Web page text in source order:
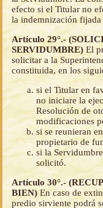
efecto si el Titular no
la indemnización
Artículo 29°.-
SERVIDUMBRE) El
solicitar a la
constituida, en los
si el Titular en
no iniciare la
Resolución de
modificaciones
si se reunieran
propietario de
si la
solicitó.
Artículo 30°.-
BIEN) En caso de
predio sirviente podrá